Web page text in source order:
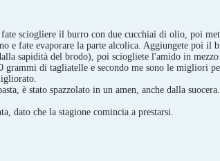
sciogliere il burro con due cucchiai di olio, poi
e fate evaporare la parte alcolica. Aggiungete poi il
sapidità del brodo), poi sciogliete l'amido in
di tagliatelle e secondo me sono le migliori
è stato spazzolato in un amen, anche dalla
dato che la stagione comincia a prestarsi.